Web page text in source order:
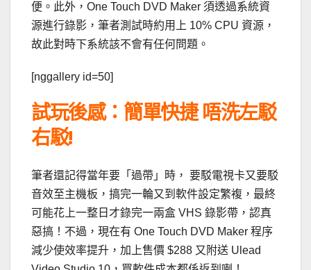
便。此外，One Touch DVD Maker 須透過系統資
源進行錄影，筆者測試時約用上 10% CPU 資源，
故此對時下系統該不會有任何問題。
[nggallery id=50]
試玩後感：簡單快捷 唔洗左駁
右駁!
筆者還記得當年要「過帶」時， 要駁電視卡又要駁
音效至主機板，搞完一輪又到軟件設定繁複，最終
可能花上一整日才錄完一兩盒 VHS 錄影帶，認真
惡搞！不過，現在有 One Touch DVD Maker 程序
減少使效率提升，加上售價 $288 又附送 Ulead